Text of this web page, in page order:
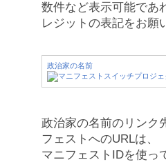
数件など表示可能であ
レジットの表記をお願
政治家の名前
政治家の名前のリンク
フェストへのURLは、
マニフェストIDを使っ